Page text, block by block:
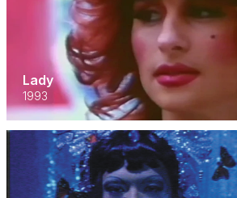
Lady
1993